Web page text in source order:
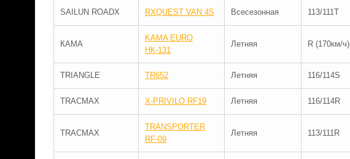
SAILUN ROADX RXQUEST VAN 4S Всесезонная 113/111T
КАМА
KAMA EURO
НК-131
Летняя R (170км/ч)
TRIANGLE TR652 Летняя 116/114S
TRACMAX X-PRIVILO RF19 Летняя 116/114R
TRACMAX
TRANSPORTER
RF-09
Летняя 113/111R